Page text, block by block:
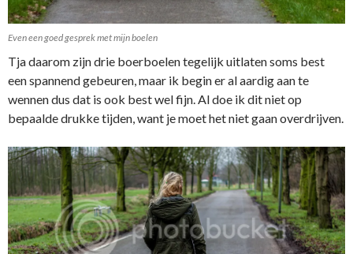
Even een goed gesprek met mijn boelen
Tja daarom zijn drie boerboelen tegelijk uitlaten soms best
een spannend gebeuren, maar ik begin er al aardig aan te
wennen dus dat is ook best wel fijn. Al doe ik dit niet op
bepaalde drukke tijden, want je moet het niet gaan overdrijven.